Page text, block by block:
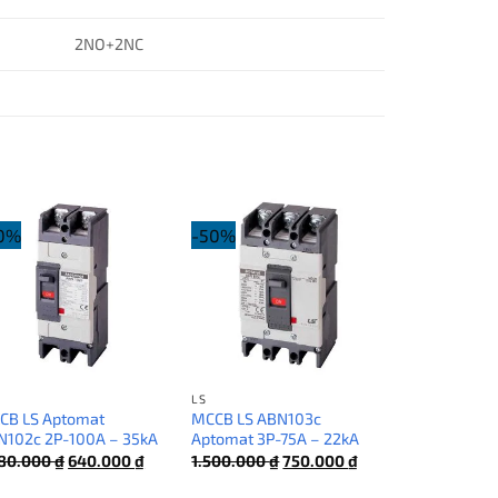
2NO+2NC
LS Aptomat
2P-100A – 35kA
₫Giá
gốc
640.000₫Giá
hiện
-50%
LS
MCCB LS ABN103c
Aptomat 3P-75A – 22kA
1.500.000₫Giá
gốc
750.000₫Giá